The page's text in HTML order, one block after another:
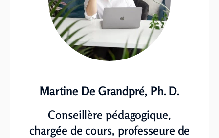
Martine De Grandpré, Ph. D.
Conseillère pédagogique,
chargée de cours, professeure de